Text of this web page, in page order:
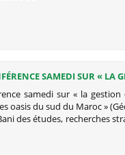
SAMEDI SUR « LA
DANS LES OASIS
JBEL BANI)
samedi sur « la gestion
oasis du sud du Maroc »
des études, recherches